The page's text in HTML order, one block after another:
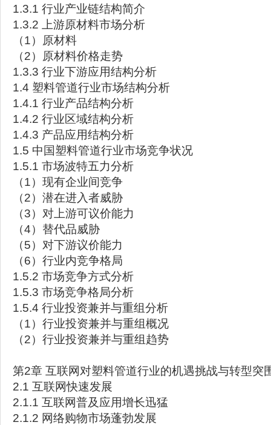
1.3.1 行业产业链结构简介
1.3.2 上游原材料市场分析
（1）原材料
（2）原材料价格走势
1.3.3 行业下游应用结构分析
1.4 塑料管道行业市场结构分析
1.4.1 行业产品结构分析
1.4.2 行业区域结构分析
1.4.3 产品应用结构分析
1.5 中国塑料管道行业市场竞争状况
1.5.1 市场波特五力分析
（1）现有企业间竞争
（2）潜在进入者威胁
（3）对上游可议价能力
（4）替代品威胁
（5）对下游议价能力
（6）行业内竞争格局
1.5.2 市场竞争方式分析
1.5.3 市场竞争格局分析
1.5.4 行业投资兼并与重组分析
（1）行业投资兼并与重组概况
（2）行业投资兼并与重组趋势
第2章 互联网对塑料管道行业的机遇挑战与转型突
2.1 互联网快速发展
2.1.1 互联网普及应用增长迅猛
2.1.2 网络购物市场蓬勃发展